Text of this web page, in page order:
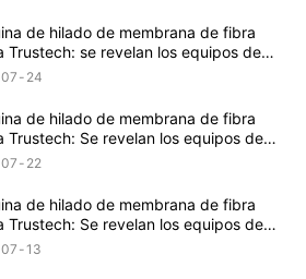
de hilado de membrana de fibra
Trustech: se revelan los equipos de
TIPS (16)
07 24
de hilado de membrana de fibra
Trustech: Se revelan los equipos de
de NIPS (17)
07 22
de hilado de membrana de fibra
Trustech: Se revelan los equipos de
de NIPS (16)
07 13